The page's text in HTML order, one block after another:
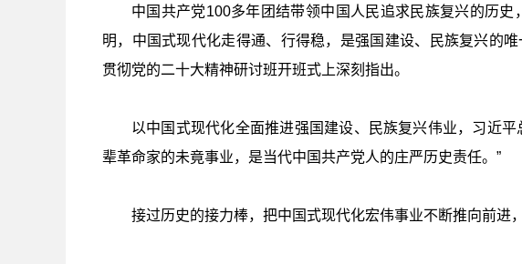
中国共产党100多年团结带领中国人民追求民族复兴的历
明，中国式现代化走得通、行得稳，是强国建设、民族复兴的
贯彻党的二十大精神研讨班开班式上深刻指出。
以中国式现代化全面推进强国建设、民族复兴伟业，习近
辈革命家的未竟事业，是当代中国共产党人的庄严历史责任。”
接过历史的接力棒，把中国式现代化宏伟事业不断推向前进